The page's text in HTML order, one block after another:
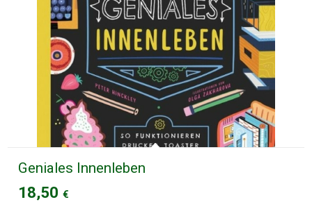
Geniales Innenleben
18,50€